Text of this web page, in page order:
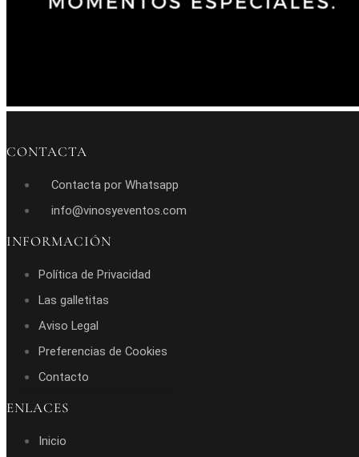
CONTACTA
Contacta por Whatsapp
info@vinosyeventos.com
INFORMACIÓN
Política de Privacidad
Las galletitas
Aviso Legal
Preferencias de Cookies
Contacto
ENLACES
Inicio